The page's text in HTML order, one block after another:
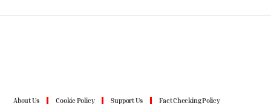
About Us Cookie Policy Support Us Fact Checking Policy